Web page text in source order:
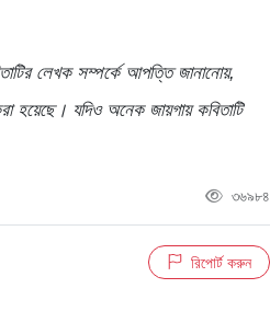
লেখক সম্পর্কে আপত্তি জানানোয়,
হয়েছে। যদিও অনেক জায়গায় কবিতাটি
৩৬৯৮৪
রিপোর্ট করুন